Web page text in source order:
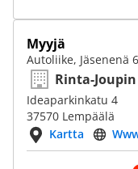
Myyjä
Autoliike, Jäsenenä
Rinta-
Ideaparkinkatu 4
37570 Lempäälä
Kartta